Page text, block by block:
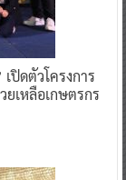
ปิดตัวโครงการ
ยเหลือเกษตรกร